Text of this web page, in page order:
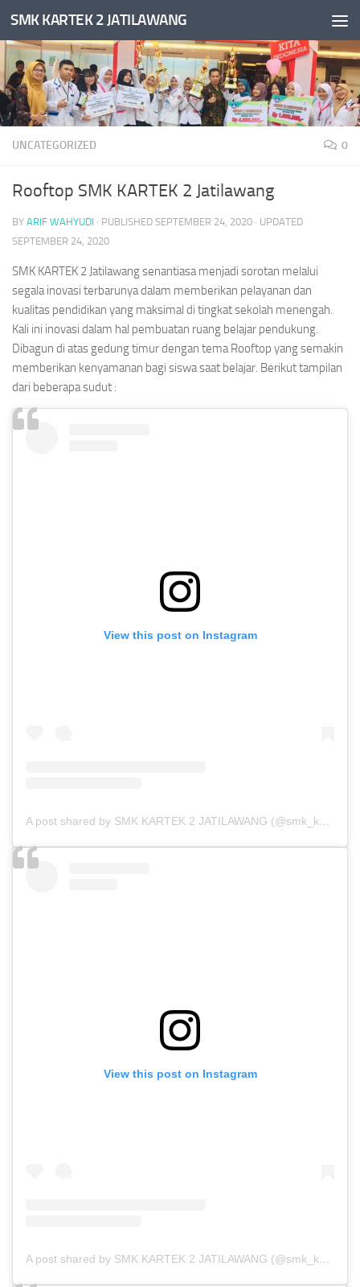
Skip to content
SMK KARTEK 2 JATILAWANG
UNCATEGORIZED 0
Rooftop SMK KARTEK 2 Jatilawang
BY ARIF WAHYUDI · PUBLISHED SEPTEMBER 24, 2020 · UPDATED
SEPTEMBER 24, 2020
SMK KARTEK 2 Jatilawang senantiasa menjadi sorotan melalui
segala inovasi terbarunya dalam memberikan pelayanan dan
kualitas pendidikan yang maksimal di tingkat sekolah menengah.
Kali ini inovasi dalam hal pembuatan ruang belajar pendukung.
Dibagun di atas gedung timur dengan tema Rooftop yang semakin
memberikan kenyamanan bagi siswa saat belajar. Berikut tampilan
dari beberapa sudut :
View this post on Instagram
A post shared by SMK KARTEK 2 JATILAWANG (@smk_kartek2)
View this post on Instagram
A post shared by SMK KARTEK 2 JATILAWANG (@smk_kartek2)